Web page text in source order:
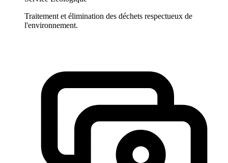
Traitement et élimination des déchets respectueux de
l'environnement.